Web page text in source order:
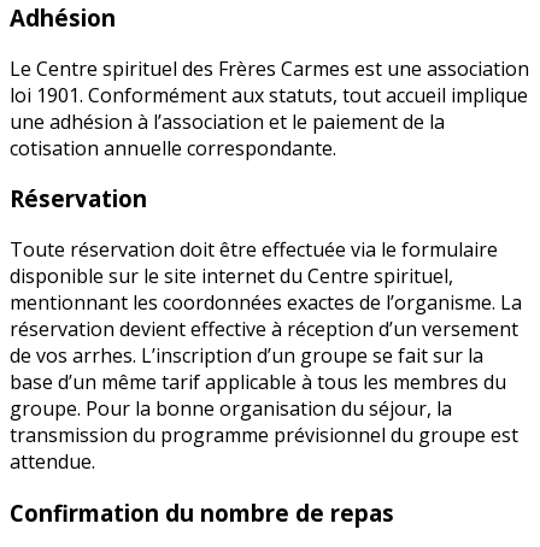
Adhésion
Le Centre spirituel des Frères Carmes est une association
loi 1901. Conformément aux statuts, tout accueil implique
une adhésion à l’association et le paiement de la
cotisation annuelle correspondante.
Réservation
Toute réservation doit être effectuée via le formulaire
disponible sur le site internet du Centre spirituel,
mentionnant les coordonnées exactes de l’organisme. La
réservation devient effective à réception d’un versement
de vos arrhes. L’inscription d’un groupe se fait sur la
base d’un même tarif applicable à tous les membres du
groupe. Pour la bonne organisation du séjour, la
transmission du programme prévisionnel du groupe est
attendue.
Confirmation du nombre de repas